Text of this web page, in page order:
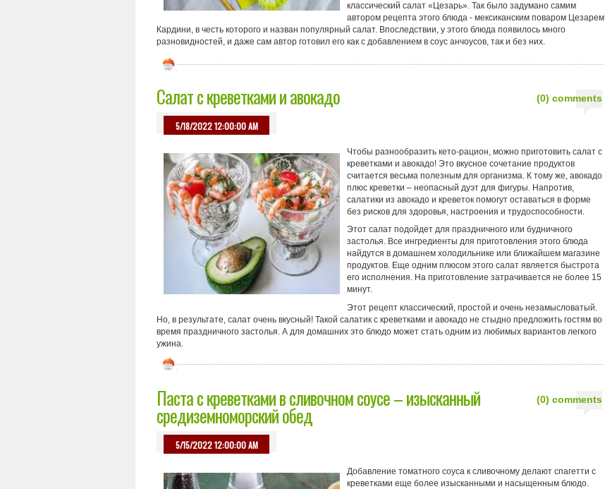
классический салат «Цезарь». Так было задумано самим
автором рецепта этого блюда - мексиканским поваром Цезарем
Кардини, в честь которого и назван популярный салат. Впоследствии, у этого блюда появилось много
разновидностей, и даже сам автор готовил его как с добавлением в соус анчоусов, так и без них.
(0) comments
Салат с креветками и авокадо
5/18/2022 12:00:00 AM
Чтобы разнообразить кето-рацион, можно приготовить салат с
креветками и авокадо! Это вкусное сочетание продуктов
считается весьма полезным для организма. К тому же, авокадо
плюс креветки – неопасный дуэт для фигуры. Напротив,
салатики из авокадо и креветок помогут оставаться в форме
без рисков для здоровья, настроения и трудоспособности.
Этот салат подойдет для праздничного или будничного
застолья. Все ингредиенты для приготовления этого блюда
найдутся в домашнем холодильнике или ближайшем магазине
продуктов. Еще одним плюсом этого салат является быстрота
его исполнения. На приготовление затрачивается не более 15
минут.
Этот рецепт классический, простой и очень незамысловатый.
Но, в результате, салат очень вкусный! Такой салатик с креветками и авокадо не стыдно предложить гостям во
время праздничного застолья. А для домашних это блюдо может стать одним из любимых вариантов легкого
ужина.
(0) comments
Паста с креветками в сливочном соусе – изысканный
средиземноморский обед
5/15/2022 12:00:00 AM
Добавление томатного соуса к сливочному делают спагетти с
креветками еще более изысканными и насыщенным блюдо.